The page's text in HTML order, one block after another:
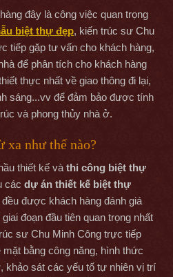
đây là công việc quan trọng
biệt thự đẹp, kiến trúc sư Chu
tiếp gặp tư vấn cho khách hàng,
để phân tích cho khách hàng
thực nhất về giao thông đi lại,
sáng...vv để đảm bảo được tính
và phong thủy nhà ở.
xa như thế nào?
thiết kế và thi công biệt thự
các dự án thiết kế biệt thự
được khách hàng đánh giá
đoạn đầu tiên quan trọng nhất
sư Chu Minh Công trực tiếp
bằng công năng, hình thức
khảo sát các yếu tố tự nhiên vị trí